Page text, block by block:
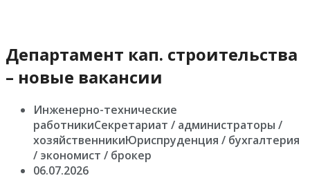
Департамент кап. строительства
– новые вакансии
Инженерно-технические
работникиСекретариат / администраторы /
хозяйственникиЮриспруденция / бухгалтерия
/ экономист / брокер
06.07.2026